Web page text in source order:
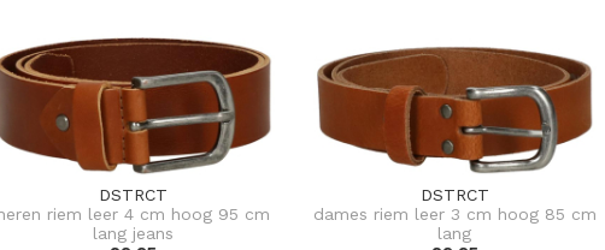
DSTRCT
riem leer 4 cm hoog 95 cm
lang jeans
DSTRCT
dames riem leer 3 cm hoog 85 cm
lang